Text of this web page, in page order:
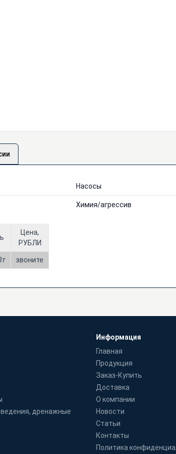
Насосы
Химия/агрессив
Цена,
РУБЛИ
звоните
дренажные
Информация
Главная
Продукция
Заказ-Купить
Доставка
О компании
Новости
Статьи
Контакты
Политика